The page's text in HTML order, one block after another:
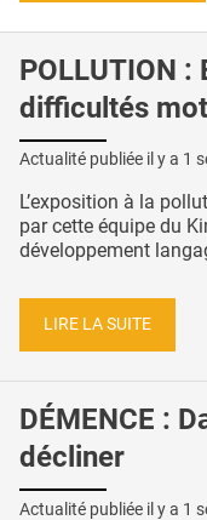
POLLUTION
difficultés
Actualité publiée il y a 1
L’exposition à la
par cette équipe du
développement
LIRE LA SUITE
DÉMENCE :
décliner
Actualité publiée il y a 1